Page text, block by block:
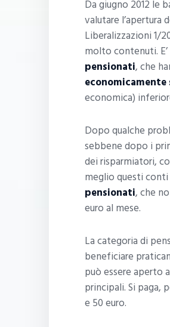
Da giugno 2012
valutare l’apertura
Liberalizzazioni 1/
molto contenuti.
pensionati, che
economica)
Dopo qualche
sebbene dopo i
dei risparmiatori,
meglio questi
pensionati, che
euro al mese.
La categoria di
beneficiare
può essere aperto
principali. Si paga,
e 50 euro.